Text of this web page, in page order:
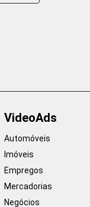
VideoAds
Automóveis
Imóveis
Empregos
Mercadorias
Negócios